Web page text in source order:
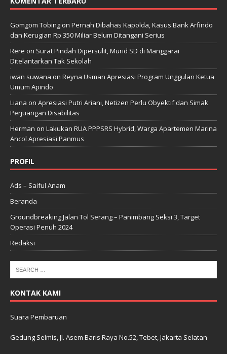
Gomgom Tobing on Pernah Dibahas Kapolda, Kasus Bank Arfindo
dan Kerugian Rp 350 Miliar Belum Ditangani Serius
Rere on Surat Pindah Dipersulit, Murid SD di Manggarai
Ditelantarkan Tak Sekolah
iwan suwana on Reyna Usman Apresiasi Program Unggulan Ketua
Umum Apindo
Liana on Apresiasi Putri Ariani, Netizen Perlu Obyektif dan Simak
Perjuangan Disabilitas
Herman on Lakukan RUA PPPSRS Hybrid, Warga Apartemen Marina
Ancol Apresiasi Panmus
PROFIL
Ads – Saiful Anam
Beranda
Groundbreaking Jalan Tol Serang – Panimbang Seksi 3, Target
Operasi Penuh 2024
Redaksi
KONTAK KAMI
Suara Pembaruan
Gedung Selmis, Jl. Asem Baris Raya No.52, Tebet, Jakarta Selatan